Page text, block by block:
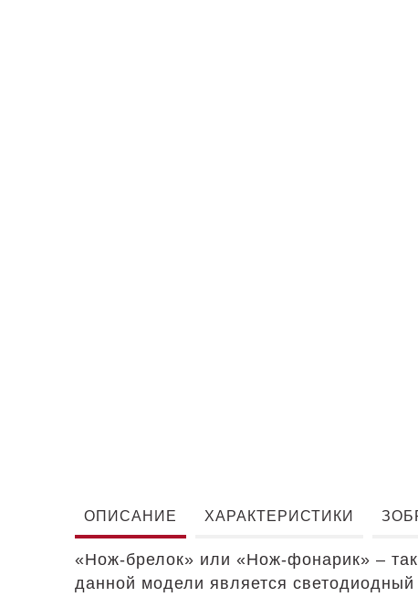
ОПИСАНИЕ ХАРАКТЕРИСТИКИ
«Нож-брелок» или «Нож-фонарик» –
данной модели является